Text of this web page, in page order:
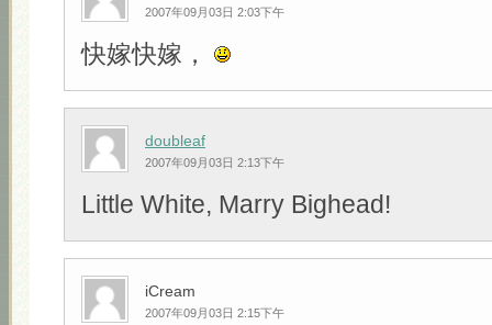
2007年09月03日 2:03下午
快嫁快嫁，
doubleaf
2007年09月03日 2:13下午
Little White, Marry Bighead!
iCream
2007年09月03日 2:15下午